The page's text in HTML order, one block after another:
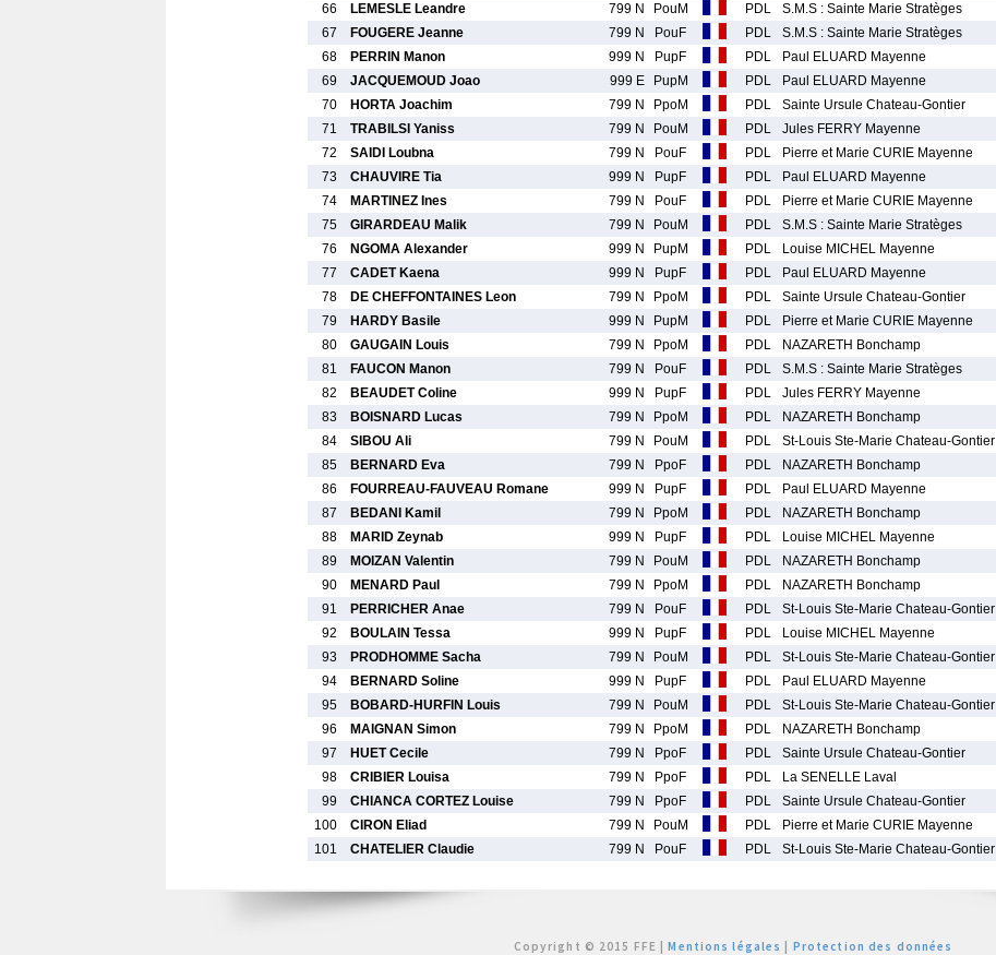
66
LEMESLE Leandre 799 N PouM PDL S.M.S : Sainte Marie Stratèges
67
FOUGERE Jeanne 799 N PouF PDL S.M.S : Sainte Marie Stratèges
68
PERRIN Manon 999 N PupF PDL Paul ELUARD Mayenne
69
JACQUEMOUD Joao 999 E PupM PDL Paul ELUARD Mayenne
70
HORTA Joachim 799 N PpoM PDL Sainte Ursule Chateau-Gontier
71
TRABILSI Yaniss 799 N PouM PDL Jules FERRY Mayenne
72
SAIDI Loubna 799 N PouF PDL Pierre et Marie CURIE Mayenne
73
CHAUVIRE Tia 999 N PupF PDL Paul ELUARD Mayenne
74
MARTINEZ Ines 799 N PouF PDL Pierre et Marie CURIE Mayenne
75
GIRARDEAU Malik 799 N PouM PDL S.M.S : Sainte Marie Stratèges
76
NGOMA Alexander 999 N PupM PDL Louise MICHEL Mayenne
77
CADET Kaena 999 N PupF PDL Paul ELUARD Mayenne
78
DE CHEFFONTAINES Leon 799 N PpoM PDL Sainte Ursule Chateau-Gontier
79
HARDY Basile 999 N PupM PDL Pierre et Marie CURIE Mayenne
80
GAUGAIN Louis 799 N PpoM PDL NAZARETH Bonchamp
81
FAUCON Manon 799 N PouF PDL S.M.S : Sainte Marie Stratèges
82
BEAUDET Coline 999 N PupF PDL Jules FERRY Mayenne
83
BOISNARD Lucas 799 N PpoM PDL NAZARETH Bonchamp
84
SIBOU Ali 799 N PouM PDL St-Louis Ste-Marie Chateau-Gontier
85
BERNARD Eva 799 N PpoF PDL NAZARETH Bonchamp
86
FOURREAU-FAUVEAU Romane 999 N PupF PDL Paul ELUARD Mayenne
87
BEDANI Kamil 799 N PpoM PDL NAZARETH Bonchamp
88
MARID Zeynab 999 N PupF PDL Louise MICHEL Mayenne
89
MOIZAN Valentin 799 N PouM PDL NAZARETH Bonchamp
90
MENARD Paul 799 N PpoM PDL NAZARETH Bonchamp
91
PERRICHER Anae 799 N PouF PDL St-Louis Ste-Marie Chateau-Gontier
92
BOULAIN Tessa 999 N PupF PDL Louise MICHEL Mayenne
93
PRODHOMME Sacha 799 N PouM PDL St-Louis Ste-Marie Chateau-Gontier
94
BERNARD Soline 999 N PupF PDL Paul ELUARD Mayenne
95
BOBARD-HURFIN Louis 799 N PouM PDL St-Louis Ste-Marie Chateau-Gontier
96
MAIGNAN Simon 799 N PpoM PDL NAZARETH Bonchamp
97
HUET Cecile 799 N PpoF PDL Sainte Ursule Chateau-Gontier
98
CRIBIER Louisa 799 N PpoF PDL La SENELLE Laval
99
CHIANCA CORTEZ Louise 799 N PpoF PDL Sainte Ursule Chateau-Gontier
100
CIRON Eliad 799 N PouM PDL Pierre et Marie CURIE Mayenne
101
CHATELIER Claudie 799 N PouF PDL St-Louis Ste-Marie Chateau-Gontier
Copyright © 2015 FFE |Mentions légales
Protection des données